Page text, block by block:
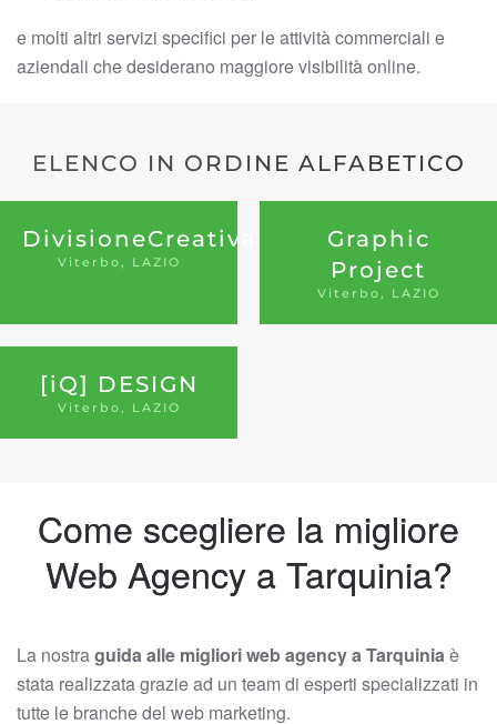
e molti altri servizi specifici per le attività commerciali e
aziendali che desiderano maggiore visibilità online.
ELENCO IN ORDINE ALFABETICO
DivisioneCreativa.it
Viterbo, LAZIO
Graphic
Project
Viterbo, LAZIO
[iQ] DESIGN
Viterbo, LAZIO
Come scegliere la migliore
Web Agency a Tarquinia?
La nostraguida alle migliori web agency a Tarquiniaè
stata realizzata grazie ad un team di esperti specializzati in
tutte le branche del web marketing.